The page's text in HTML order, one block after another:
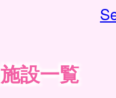
施設一覧